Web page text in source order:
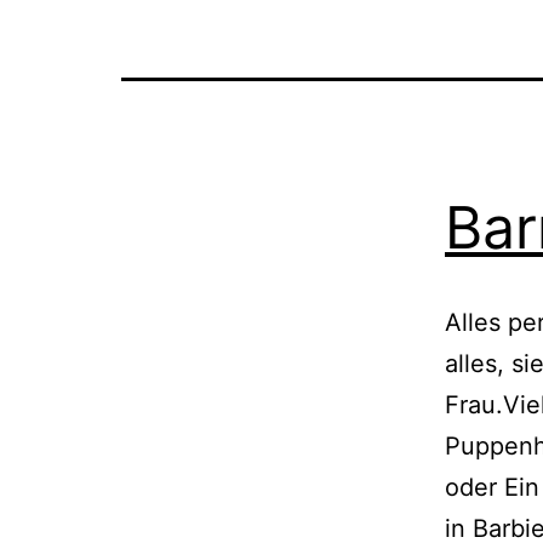
Alles
alles,
oder
in